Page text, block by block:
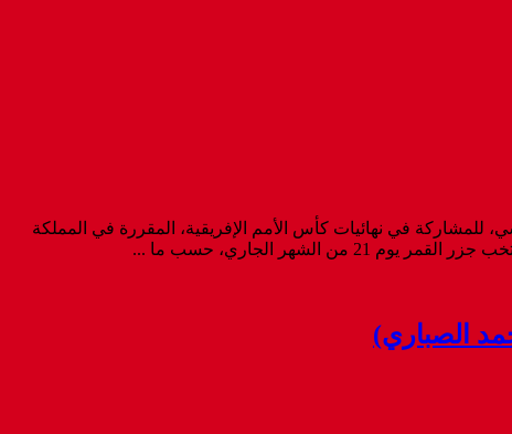
في نهائيات كأس الأمم الإفريقية، المقررة في المملكة
الصباري)